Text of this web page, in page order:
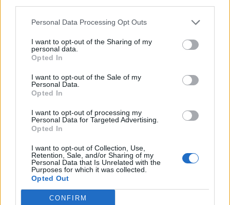
Personal Data Processing Opt Outs
I want to opt-out of the Sharing of my
personal data.
Opted In
I want to opt-out of the Sale of my
Personal Data.
Opted In
I want to opt-out of processing my
Personal Data for Targeted Advertising.
Opted In
I want to opt-out of Collection, Use,
Retention, Sale, and/or Sharing of my
Personal Data that Is Unrelated with the
Purposes for which it was collected.
Opted Out
CONFIRM